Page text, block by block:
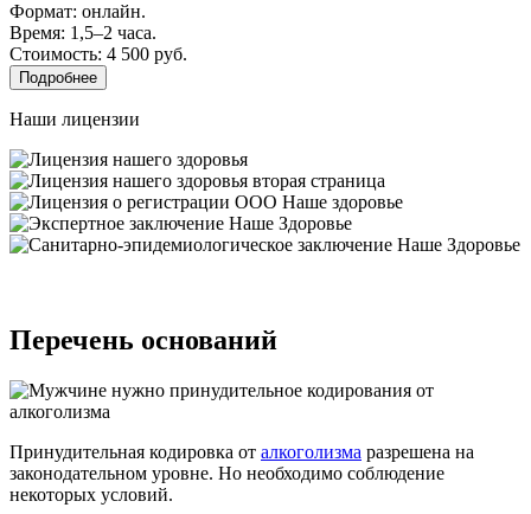
Формат: онлайн.
Время: 1,5–2 часа.
Стоимость: 4 500 руб.
Подробнее
Наши лицензии
Перечень оснований
Принудительная кодировка от алкоголизма разрешена на
законодательном уровне. Но необходимо соблюдение
некоторых условий.